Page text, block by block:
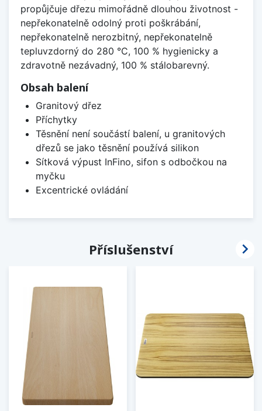
propůjčuje dřezu mimořádně dlouhou životnost -
nepřekonatelně odolný proti poškrábání,
nepřekonatelně nerozbitný, nepřekonatelně
tepluvzdorný do 280 °C, 100 % hygienicky a
zdravotně nezávadný, 100 % stálobarevný.
Obsah balení
Granitový dřez
Příchytky
Těsnění není součástí balení, u granitových
dřezů se jako těsnění používá silikon
Sítková výpust InFino, sifon s odbočkou na
myčku
Excentrické ovládání
Příslušenství 